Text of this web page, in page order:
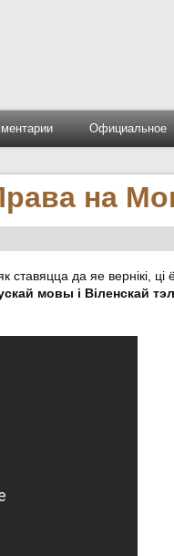
Официальное
на
да яе вернікі,
мовы і Віленскай